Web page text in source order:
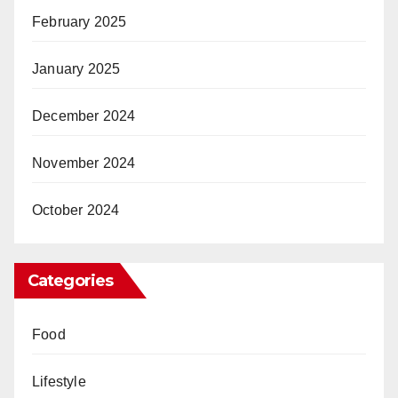
February 2025
January 2025
December 2024
November 2024
October 2024
Categories
Food
Lifestyle